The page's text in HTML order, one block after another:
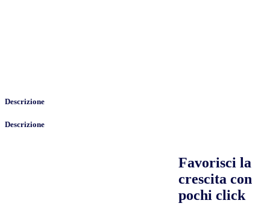
Descrizione
Descrizione
Favorisci la
crescita con
pochi click